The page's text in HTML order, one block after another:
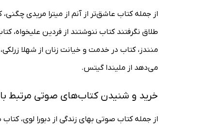
از جمله کتاب عاشق‌تر از آنم از میترا مریدی
طلاق نگرفتند کتاب ننوشتند از فردین
منندز، کتاب در خدمت و خیانت زنان از شهلا
می‌دهد از ملیندا گیتس.
خرید و شنیدن کتاب‌های صوتی مرتبط
از جمله کتاب صوتی بهای زندگی از دبورا لوی،